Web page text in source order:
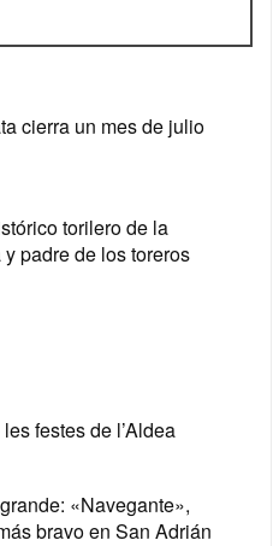
cierra un mes de julio
torilero de la
padre de los toreros
festes de l’Aldea
«Navegante»,
bravo en San Adrián